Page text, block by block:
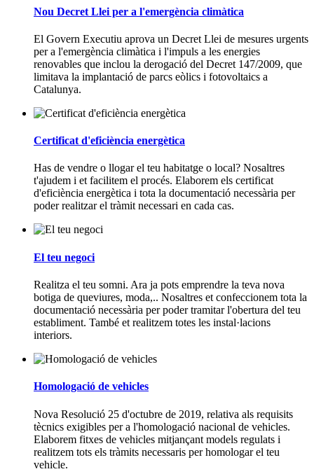
Nou Decret Llei per a l'emergència climàtica
El Govern Executiu aprova un Decret Llei de mesures urgents
per a l'emergència climàtica i l'impuls a les energies
renovables que inclou la derogació del Decret 147/2009, que
limitava la implantació de parcs eòlics i fotovoltaics a
Catalunya.
Certificat d'eficiència energètica
Has de vendre o llogar el teu habitatge o local? Nosaltres
t'ajudem i et facilitem el procés. Elaborem els certificat
d'eficiència energètica i tota la documentació necessària per
poder realitzar el tràmit necessari en cada cas.
El teu negoci
Realitza el teu somni. Ara ja pots emprendre la teva nova
botiga de queviures, moda,.. Nosaltres et confeccionem tota la
documentació necessària per poder tramitar l'obertura del teu
establiment. També et realitzem totes les instal·lacions
interiors.
Homologació de vehicles
Nova Resolució 25 d'octubre de 2019, relativa als requisits
tècnics exigibles per a l'homologació nacional de vehicles.
Elaborem fitxes de vehicles mitjançant models regulats i
realitzem tots els tràmits necessaris per homologar el teu
vehicle.